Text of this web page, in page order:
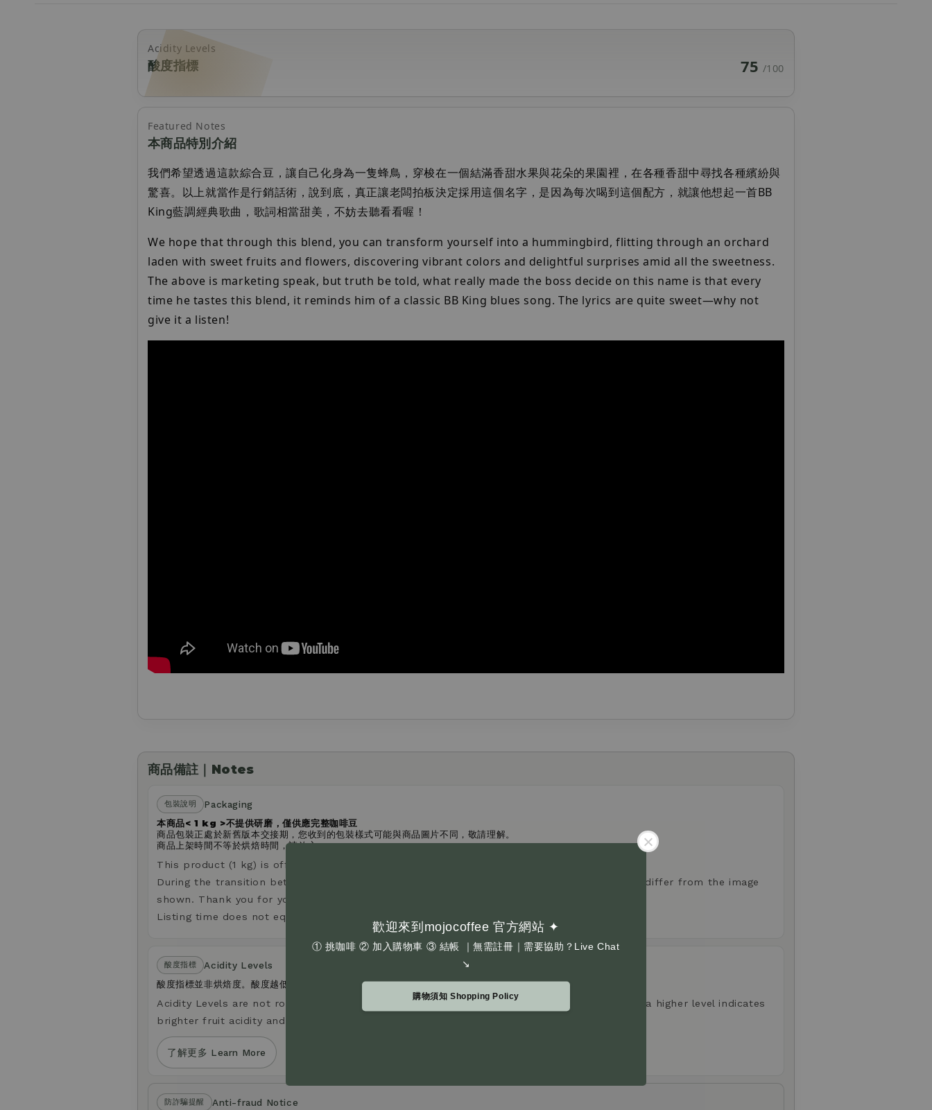
歡迎來到mojocoffee 官方網站 ✦
① 挑咖啡 ② 加入購物車 ③ 結帳 ｜無需註冊｜需要協助？Live Chat
↘
購物須知 Shopping Policy
Acidity Levels
酸度指標 75 /100
Featured Notes
本商品特別介紹
我們希望透過這款綜合豆，讓自己化身為一隻蜂鳥，穿梭在一個結滿香甜水果與花朵的果園裡，在各種香甜中尋找各種繽紛與
驚喜。以上就當作是行銷話術，說到底，真正讓老闆拍板決定採用這個名字，是因為每次喝到這個配方，就讓他想起一首BB
King藍調經典歌曲，歌詞相當甜美，不妨去聽看看喔！
We hope that through this blend, you can transform yourself into a hummingbird, flitting through an orchard
laden with sweet fruits and flowers, discovering vibrant colors and delightful surprises amid all the sweetness.
The above is marketing speak, but truth be told, what really made the boss decide on this name is that every
time he tastes this blend, it reminds him of a classic BB King blues song. The lyrics are quite sweet—why not
give it a listen!
商品備註｜Notes
包裝說明
Packaging
本商品< 1 kg >不提供研磨，僅供應完整咖啡豆
商品包裝正處於新舊版本交接期，您收到的包裝樣式可能與商品圖片不同，敬請理解。
商品上架時間不等於烘焙時間，請放心。
This product (1 kg) is offered in whole beans only. No grinding option is available.
During the transition between old and new packaging designs, the product you receive may differ from the image
shown. Thank you for your understanding.
Listing time does not equal roasting time.
酸度指標
Acidity Levels
酸度指標並非烘焙度。酸度越低，口感越沈穩厚實且不酸；酸度越高，果酸感更明顯、風味更清爽。
Acidity Levels are not roast levels. A lower acidity level indicates a heavier, less acidic taste; a higher level indicates
brighter fruit acidity and a lighter taste.
了解更多 Learn More
防詐騙提醒
Anti-fraud Notice